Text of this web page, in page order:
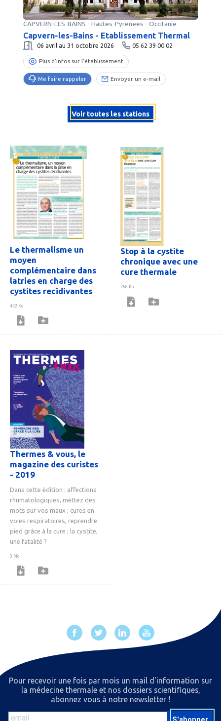
CAPVERN-LES-BAINS - Hautes-Pyrenees - Occitanie
Capvern-les-Bains - Etablissement Thermal
06 avril au 31 octobre 2026 05 62 39 00 02
Plus d’infos sur l’établissement
Me faire rappeler Envoyer un e-mail
Voir toutes les stations
Le thermalisme un
moyen
complémentaire dans
latries en charge des
cystites recidivantes
422 Ko
Stop à la cystite
chronique avec une
cure thermale
268 Ko
Thermes & vous, le
magazine des curistes
- 2019
Dans cette édition : affections
rhumatologiques, mettez des
mots sur vos maux ; cures en
voies respiratoires, reprendre
pied grâce à la cure ; la cystite,
une fatalité ?
3 Mo
Pour recevoir une fois par mois un mail d'information sur
la médecine thermale et nos dossiers scientiﬁques,
abonnez vous à notre newsletter !
S'abonner